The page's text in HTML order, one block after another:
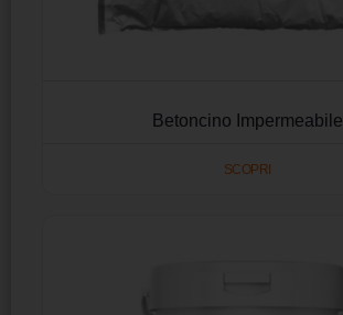
Betoncino Impermeabile
SCOPRI